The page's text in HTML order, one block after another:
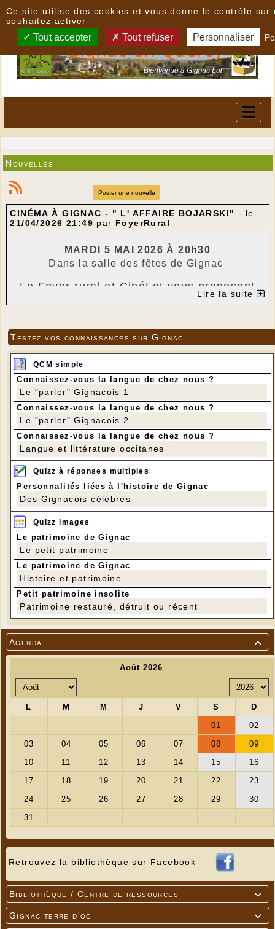

Agenda
Retrouvez la bibliothèque sur Facebook

Bibliothèque / Centre de ressources

Gignac terre d'oc
Nouvelles
Poster une nouvelle
CINÉMA À GIGNAC - " L' AFFAIRE BOJARSKI" - le
21/04/2026 21:49 par FoyerRural
MARDI 5 MAI 2026 À 20h30
Dans la salle des fêtes de Gignac
Le Foyer rural et CinéLot vous proposent
la projection du film
"L'AFFAIRE
BOJARSKI"
de Jean-Paul Salomé
avec Reda Kateb- Sara Giraudeau- Bastien
Bouillon
---
Tarifs :
Entrée jeunes (- de 25 ans) : 3€
Titulaire de la carte de soutien : 4€(toutes les
infos sur la carte de soutien à CinéLot )
Pass Culture (sous conditions d'éligibilité) : 6
places pour 18€
Lire la suite
Testez vos connaissances sur Gignac
QCM simple
Connaissez-vous la langue de chez nous ?
Le "parler" Gignacois 1
Connaissez-vous la langue de chez nous ?
Le "parler" Gignacois 2
Connaissez-vous la langue de chez nous ?
Langue et littérature occitanes
Quizz à réponses multiples
Personnalités liées à l'histoire de Gignac
Des Gignacois célèbres
Quizz images
Le patrimoine de Gignac
Le petit patrimoine
Le patrimoine de Gignac
Histoire et patrimoine
Petit patrimoine insolite
Patrimoine restauré, détruit ou récent
Ce site utilise des cookies et vous donne le contrôle sur
souhaitez activer
Tout accepter Tout refuser Personnaliser